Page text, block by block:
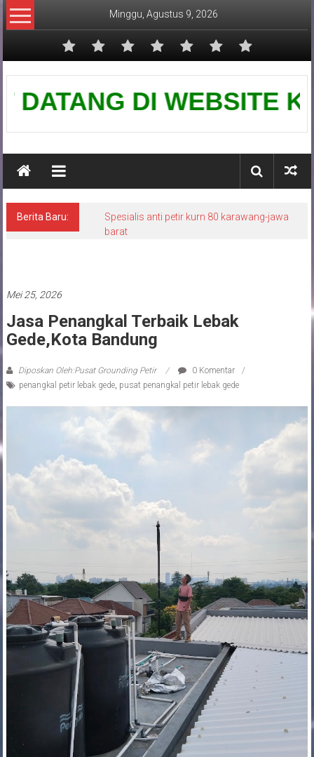
Lompat
ke
Minggu, Agustus 9, 2026
Pusat
Grounding
DI WEBSITE
Berita Baru:
Spesialis anti petir kurn 80 karawang-jawa
barat
Mei 25, 2026
Jasa Penangkal Terbaik Lebak
Gede,kota Bandung
Diposkan Oleh:Pusat Grounding Petir
0 Komentar
penangkal petir lebak gede, pusat penangkal petir lebak gede